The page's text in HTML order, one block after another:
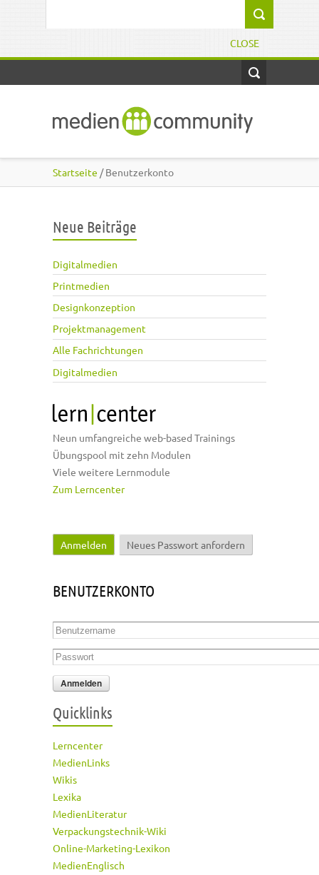
CLOSE
Startseite / Benutzerkonto
Neue Beiträge
Digitalmedien
Printmedien
Designkonzeption
Projektmanagement
Alle Fachrichtungen
Digitalmedien
Neun umfangreiche web-based Trainings
Übungspool mit zehn Modulen
Viele weitere Lernmodule
Zum Lerncenter
Haupt-Reiter
Anmelden (aktiver Reiter)
Neues Passwort anfordern
BENUTZERKONTO
Benutzername
Passwort
Quicklinks
Lerncenter
MedienLinks
Wikis
Lexika
MedienLiteratur
Verpackungstechnik-Wiki
Online-Marketing-Lexikon
MedienEnglisch